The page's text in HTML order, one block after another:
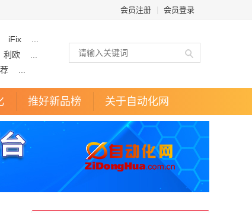
会员注册 会员登录
iFix
利欧
推好新品榜 关于自动化网